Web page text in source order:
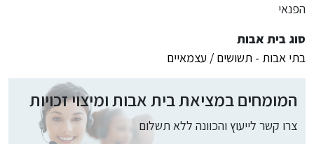
הפנאי
סוג בית אבות
בתי אבות - תשושים / עצמאיים
המומחים במציאת בית אבות ומיצוי זכויות
צרו קשר לייעוץ והכוונה ללא תשלום